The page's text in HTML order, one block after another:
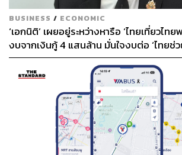
ABOUT THE
BUSINESS / ECONOMIC
‘เอกนิติ’ เผยอยู่ระหว่างหารือ ‘ไทยเที่ยวไท
งบจากเงินกู้ 4 แสนล้าน มั่นใจงบต่อ ‘ไทยช่
เฟส 2 มีเพียงพอ